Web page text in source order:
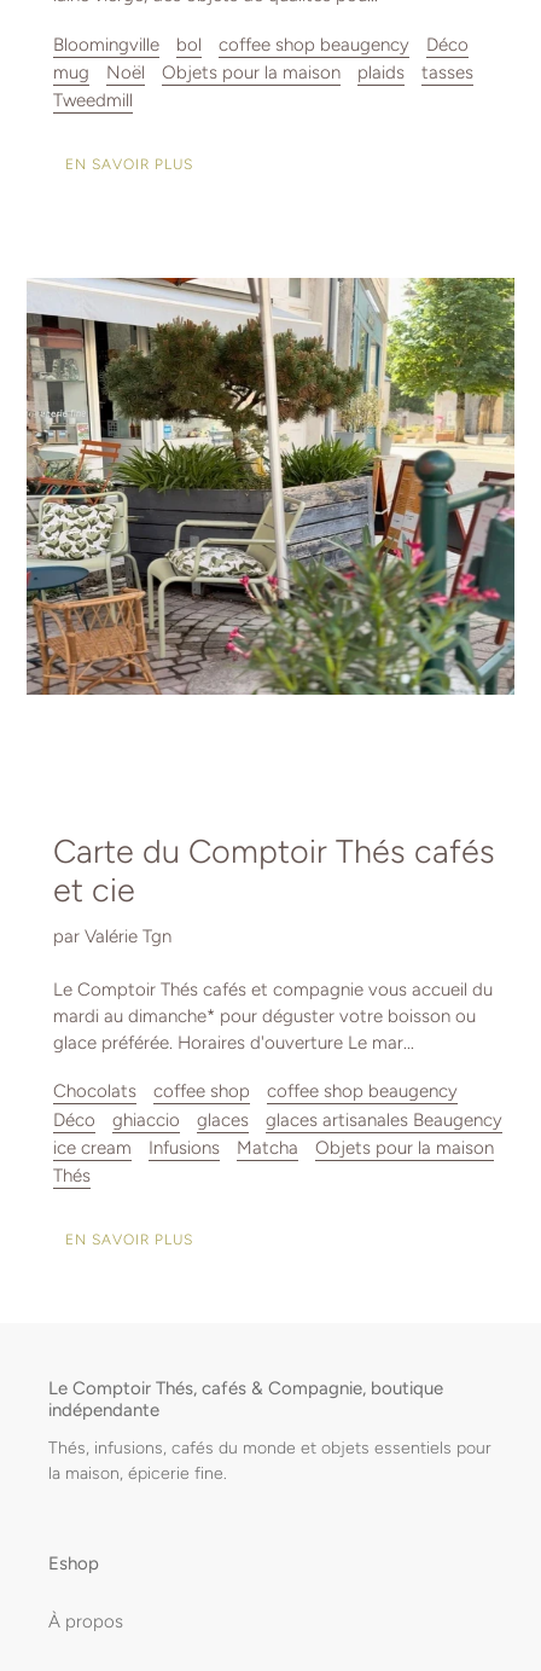
Bloomingville bol coffee shop beaugency
Déco
mug
Noël Objets pour la maison plaids
tasses
Tweedmill
EN SAVOIR PLUS
Carte du Comptoir Thés cafés
et cie
par Valérie Tgn
Le Comptoir Thés cafés et compagnie vous accueil du
mardi au dimanche* pour déguster votre boisson ou
glace préférée. Horaires d'ouverture Le mar...
Chocolats coffee shop
coffee shop beaugency
Déco
ghiaccio glaces
glaces artisanales Beaugency
ice cream
Infusions Matcha
Objets pour la maison
Thés
EN SAVOIR PLUS
Le Comptoir Thés, cafés & Compagnie, boutique
indépendante
Thés, infusions, cafés du monde et objets essentiels pour
la maison, épicerie fine.
Eshop
À propos